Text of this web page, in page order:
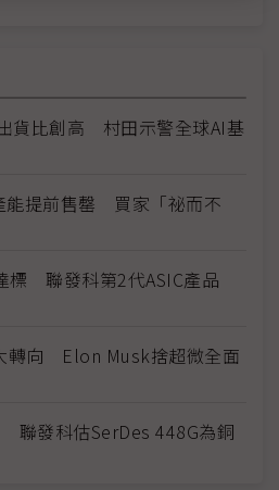
貨比創高 村田示警全球AI基
能提前售罄 買家「祕而不
標 聯發科第2代ASIC產品
轉向 Elon Musk捨超微全面
聯發科估SerDes 448G為銅